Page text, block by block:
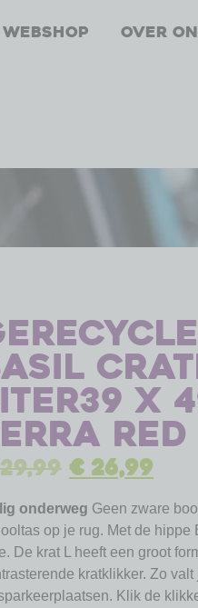
Webshop Over
x
red
€26,99
onderweg Geen zware
op je rug. Met de
De krat L heeft een groot
kratklikker. Zo
Klik de